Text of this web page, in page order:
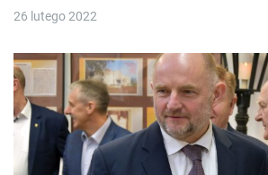
26 lutego 2022